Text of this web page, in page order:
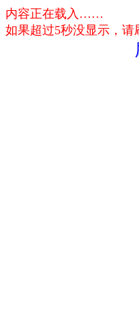
内容正在载入……
如果超过5秒没显示，请